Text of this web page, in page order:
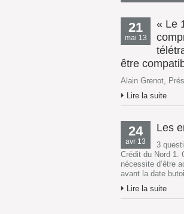
21
mai 13
« Le
être
Alain Grenot,
Lire la suite
24
avr 13
Les
3
Crédit du Nord 1.
nécessite d’être
avant la date
Lire la suite